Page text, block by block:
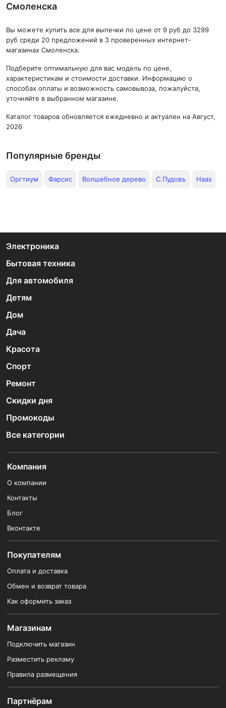
Смоленска
Вы можете купить все для выпечки по цене от 9 руб до 3299
руб среди 20 предложений в 3 проверенных интернет-
магазинах Смоленска.
Подберите оптимальную для вас модель по цене,
характеристикам и стоимости доставки. Информацию о
способах оплаты и возможность самовывоза, пожалуйста,
уточняйте в выбранном магазине.
Каталог товаров обновляется ежедневно и актуален на Август,
2026
Популярные бренды
Оргтиум Фарсис Волшебное дерево С.Пудовъ Haas
Электроника
Бытовая техника
Для автомобиля
Детям
Дом
Дача
Красота
Спорт
Ремонт
Скидки дня
Промокоды
Все категории
Компания
О компании
Контакты
Блог
Вконтакте
Покупателям
Оплата и доставка
Обмен и возврат товара
Как оформить заказ
Магазинам
Подключить магазин
Разместить рекламу
Правила размещения
Партнёрам